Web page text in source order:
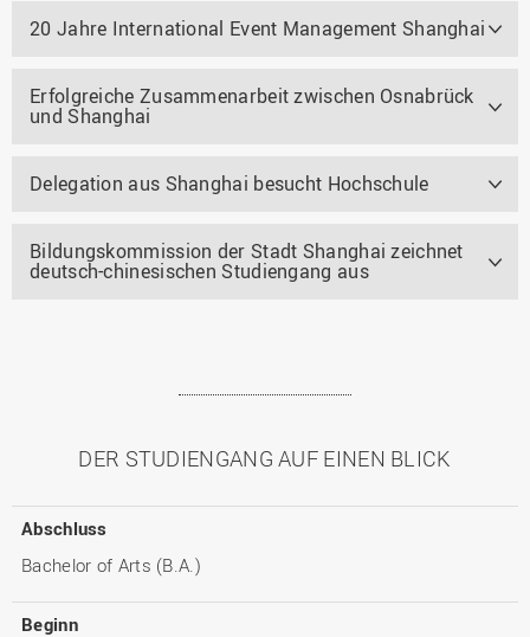
20 Jahre International Event Management Shanghai
Erfolgreiche Zusammenarbeit zwischen Osnabrück
und Shanghai
Delegation aus Shanghai besucht Hochschule
Bildungskommission der Stadt Shanghai zeichnet
deutsch-chinesischen Studiengang aus
DER STUDIENGANG AUF EINEN BLICK
Abschluss
Bachelor of Arts (B.A.)
Beginn